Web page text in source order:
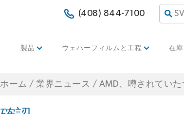
(408) 844-7100
製品 ウェハーフィルムと工程 在庫
ホーム / 業界ニュース / AMD、噂されてい